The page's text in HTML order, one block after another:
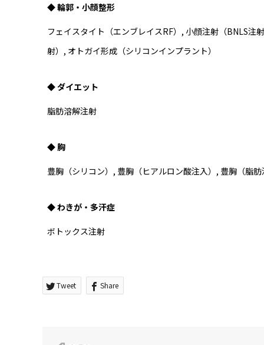
◆ 輪郭・小顔整形
フェイスタイト（エンブレイスRF）, 小顔注射（BNLS
射）, オトガイ形成（シリコンインプラント）
◆ ダイエット
脂肪溶解注射
◆ 胸
豊胸（シリコン）, 豊胸（ヒアルロン酸注入）, 豊胸（脂
◆ わきが・多汗症
ボトックス注射
Tweet Share